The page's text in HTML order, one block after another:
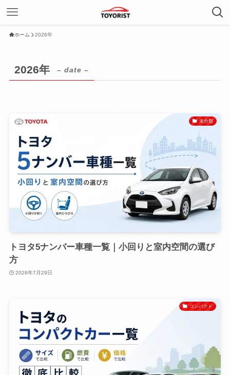
ホーム 2026年
2026年 – date –
未分類
トヨタ5ナンバー車種一覧｜小回りと室内空間の選び
方
2026年7月29日
コンパクト